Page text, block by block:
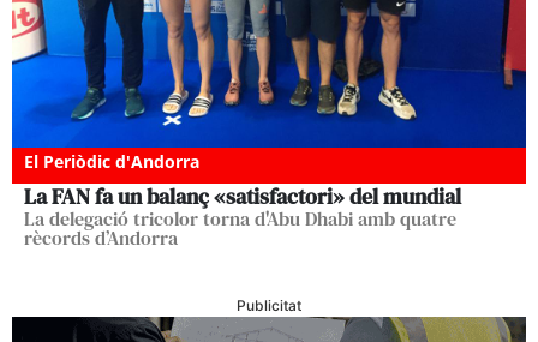
El Periòdic d'Andorra
La FAN fa un balanç «satisfactori» del mundial
La delegació tricolor torna d'Abu Dhabi amb quatre
rècords d’Andorra
Publicitat